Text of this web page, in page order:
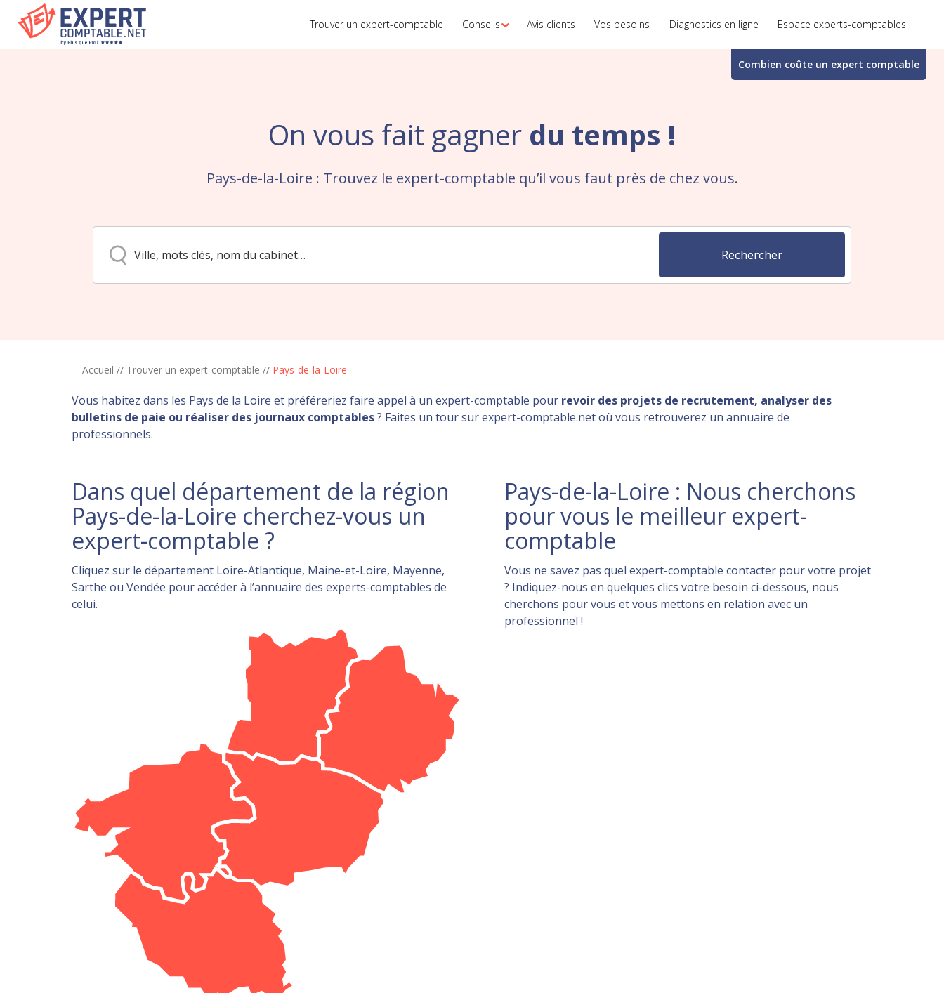
Trouver un expert-comptable Conseils Avis clients Vos besoins Diagnostics en ligne Espace experts-comptables
Combien coûte un expert comptable
On vous fait gagner du temps !
Pays-de-la-Loire : Trouvez le expert-comptable qu’il vous faut près de chez vous.
Accueil // Trouver un expert-comptable // Pays-de-la-Loire
Vous habitez dans les Pays de la Loire et préféreriez faire appel à un expert-comptable pour revoir des projets de recrutement, analyser des
bulletins de paie ou réaliser des journaux comptables? Faites un tour sur expert-comptable.net où vous retrouverez un annuaire de
professionnels.
Dans quel département de la région
Pays-de-la-Loire cherchez-vous un
expert-comptable ?
Cliquez sur le département Loire-Atlantique, Maine-et-Loire, Mayenne,
Sarthe ou Vendée pour accéder à l’annuaire des experts-comptables de
celui.
Pays-de-la-Loire : Nous cherchons
pour vous le meilleur expert-
comptable
Vous ne savez pas quel expert-comptable contacter pour votre projet
? Indiquez-nous en quelques clics votre besoin ci-dessous, nous
cherchons pour vous et vous mettons en relation avec un
professionnel !